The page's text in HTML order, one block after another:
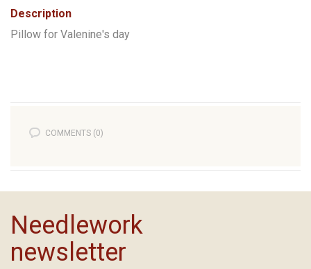
Description
Pillow for Valenine's day
COMMENTS (0)
Needlework
newsletter